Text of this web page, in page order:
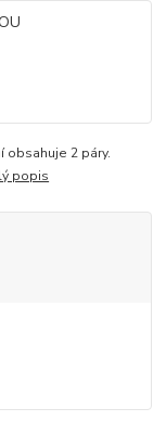
obsahuje 2 páry.
popis